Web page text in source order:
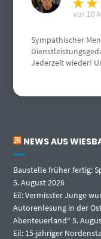
vor 10
Sympathischer
Jederzeit wieder!
NEWS AUS
Baustelle früher fertig:
5. August 2026
Eil: Vermisster Junge
Autorenlesung in der
Abenteuerland“ 5.
Eil: 15-jähriger